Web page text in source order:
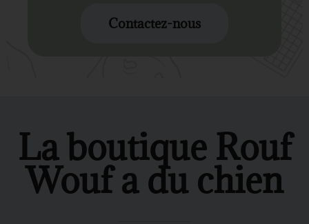
Contactez-nous
La boutique Rouf
Wouf a du chien